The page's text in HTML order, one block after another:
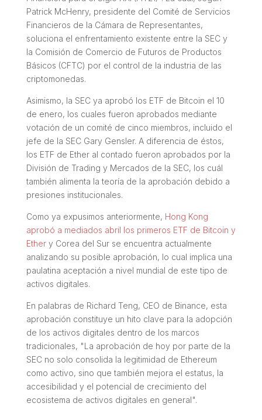
Patrick McHenry, presidente del Comité de Servicios
Financieros de la Cámara de Representantes,
soluciona el enfrentamiento existente entre la SEC y
la Comisión de Comercio de Futuros de Productos
Básicos (CFTC) por el control de la industria de las
criptomonedas.
Asimismo, la SEC ya aprobó los ETF de Bitcoin el 10
de enero, los cuales fueron aprobados mediante
votación de un comité de cinco miembros, incluido el
jefe de la SEC Gary Gensler. A diferencia de éstos,
los ETF de Ether al contado fueron aprobados por la
División de Trading y Mercados de la SEC, los cuál
también alimenta la teoría de la aprobación debido a
presiones institucionales.
Como ya expusimos anteriormente, Hong Kong
aprobó a mediados abril los primeros ETF de Bitcoin y
Ethery Corea del Sur se encuentra actualmente
analizando su posible aprobación, lo cual implica una
paulatina aceptación a nivel mundial de este tipo de
activos digitales.
En palabras de Richard Teng, CEO de Binance, esta
aprobación constituye un hito clave para la adopción
de los activos digitales dentro de los marcos
tradicionales, "La aprobación de hoy por parte de la
SEC no solo consolida la legitimidad de Ethereum
como activo, sino que también mejora el estatus, la
accesibilidad y el potencial de crecimiento del
ecosistema de activos digitales en general".